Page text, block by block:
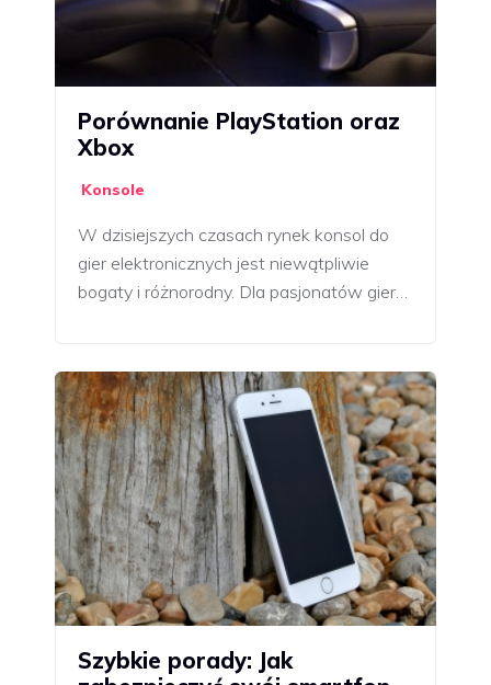
Porównanie PlayStation oraz
Xbox
Konsole
W dzisiejszych czasach rynek konsol do
gier elektronicznych jest niewątpliwie
bogaty i różnorodny. Dla pasjonatów gier…
Szybkie porady: Jak